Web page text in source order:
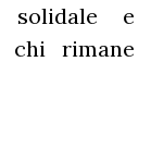
solidale e
chi rimane